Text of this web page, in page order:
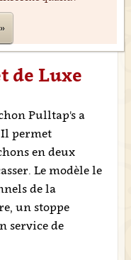
de Luxe
Pulltap's a
permet
en deux
Le modèle le
de la
un stoppe
service de